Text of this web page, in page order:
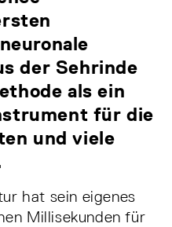
der Sehrinde
als ein
für die
und viele
hat sein eigenes
Millisekunden für